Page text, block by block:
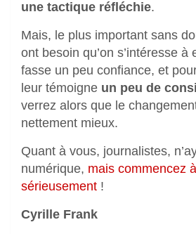
une tactique réfléchie.
Mais, le plus important sans
ont besoin qu’on s’intéresse à
fasse un peu confiance, et
leur témoigne un peu de
verrez alors que le
nettement mieux.
Quant à vous, journalistes,
numérique, mais commencez
sérieusement !
Cyrille Frank